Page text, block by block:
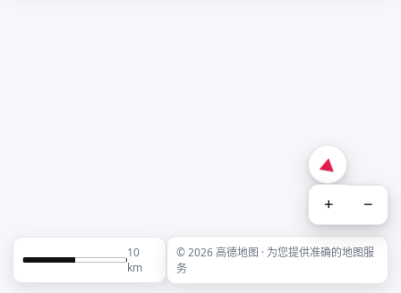
+ −
10
km
© 2026 高德地图 · 为您提供准确的地图服
务